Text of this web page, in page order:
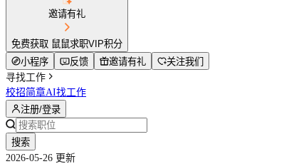
邀请有礼
免费获取 鼠鼠求职VIP积分
小程序 反馈 邀请有礼
关注我们
寻找工作
校招简章AI找工作
注册/登录
搜索
2026-05-26 更新